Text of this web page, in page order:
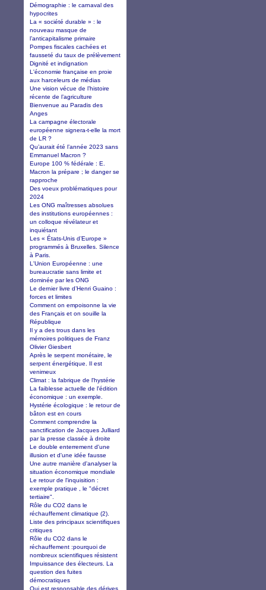
Démographie : le carnaval des
hypocrites
La « société durable » : le
nouveau masque de
l’anticapitalisme primaire
Pompes fiscales cachées et
fausseté du taux de prélèvement
Dignité et indignation
L'économie française en proie
aux harceleurs de médias
Une vision vécue de l’histoire
récente de l’agriculture
Bienvenue au Paradis des
Anges
La campagne électorale
européenne signera-t-elle la mort
de LR ?
Qu’aurait été l’année 2023 sans
Emmanuel Macron ?
Europe 100 % fédérale : E.
Macron la prépare ; le danger se
rapproche
Des voeux problématiques pour
2024
Les ONG maîtresses absolues
des institutions européennes :
un colloque révélateur et
inquiétant
Les « États-Unis d’Europe »
programmés à Bruxelles. Silence
à Paris.
L'Union Européenne : une
bureaucratie sans limite et
dominée par les ONG
Le dernier livre d’Henri Guaino :
forces et limites
Comment on empoisonne la vie
des Français et on souille la
République
Il y a des trous dans les
mémoires politiques de Franz
Olivier Giesbert
Après le serpent monétaire, le
serpent énergétique. Il est
venimeux
Climat : la fabrique de l'hystérie
La faiblesse actuelle de l'édition
économique : un exemple.
Hystérie écologique : le retour de
bâton est en cours
Comment comprendre la
sanctification de Jacques Julliard
par la presse classée à droite
Le double enterrement d'une
illusion et d'une idée fausse
Une autre manière d'analyser la
situation économique mondiale
Le retour de l'inquisition :
exemple pratique , le "décret
tertiaire".
Rôle du CO2 dans le
réchauffement climatique (2).
Liste des principaux scientifiques
critiques
Rôle du CO2 dans le
réchauffement :pourquoi de
nombreux scientifiques résistent
Impuissance des électeurs. La
question des fuites
démocratiques
Qui est responsable des dérives